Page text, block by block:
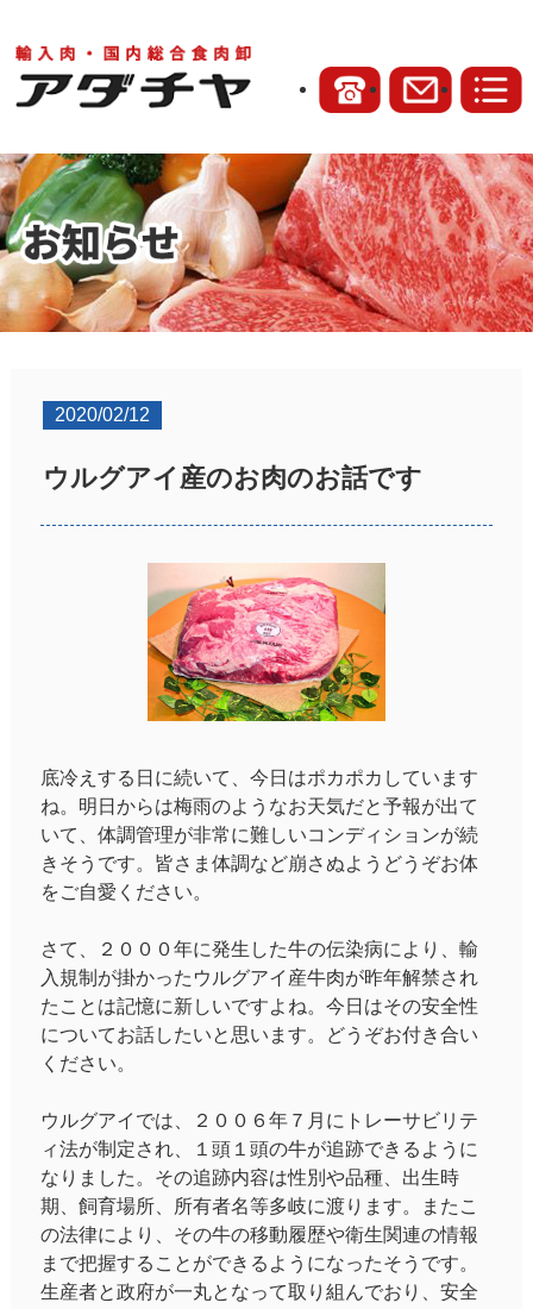
2020/02/12
ウルグアイ産のお肉のお話です
底冷えする日に続いて、今日はポカポカしています
ね。明日からは梅雨のようなお天気だと予報が出て
いて、体調管理が非常に難しいコンディションが続
きそうです。皆さま体調など崩さぬようどうぞお体
をご自愛ください。
さて、２０００年に発生した牛の伝染病により、輸
入規制が掛かったウルグアイ産牛肉が昨年解禁され
たことは記憶に新しいですよね。今日はその安全性
についてお話したいと思います。どうぞお付き合い
ください。
ウルグアイでは、２００６年７月にトレーサビリテ
ィ法が制定され、１頭１頭の牛が追跡できるように
なりました。その追跡内容は性別や品種、出生時
期、飼育場所、所有者名等多岐に渡ります。またこ
の法律により、その牛の移動履歴や衛生関連の情報
まで把握することができるようになったそうです。
生産者と政府が一丸となって取り組んでおり、安全